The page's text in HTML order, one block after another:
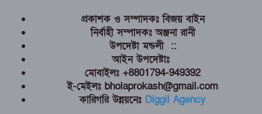
প্রকাশক ও সম্পাদকঃ বিজয় বাইন
নির্বাহী সম্পাদকঃ অঞ্জনা রানী
উপদেষ্টা মন্ডলী ::
আইন উপদেষ্টাঃ
মোবাইলঃ +8801794-949392
ই-মেইলঃ bholaprokash@gmail.com
কারিগরি উন্নয়নেঃ Diggil Agency